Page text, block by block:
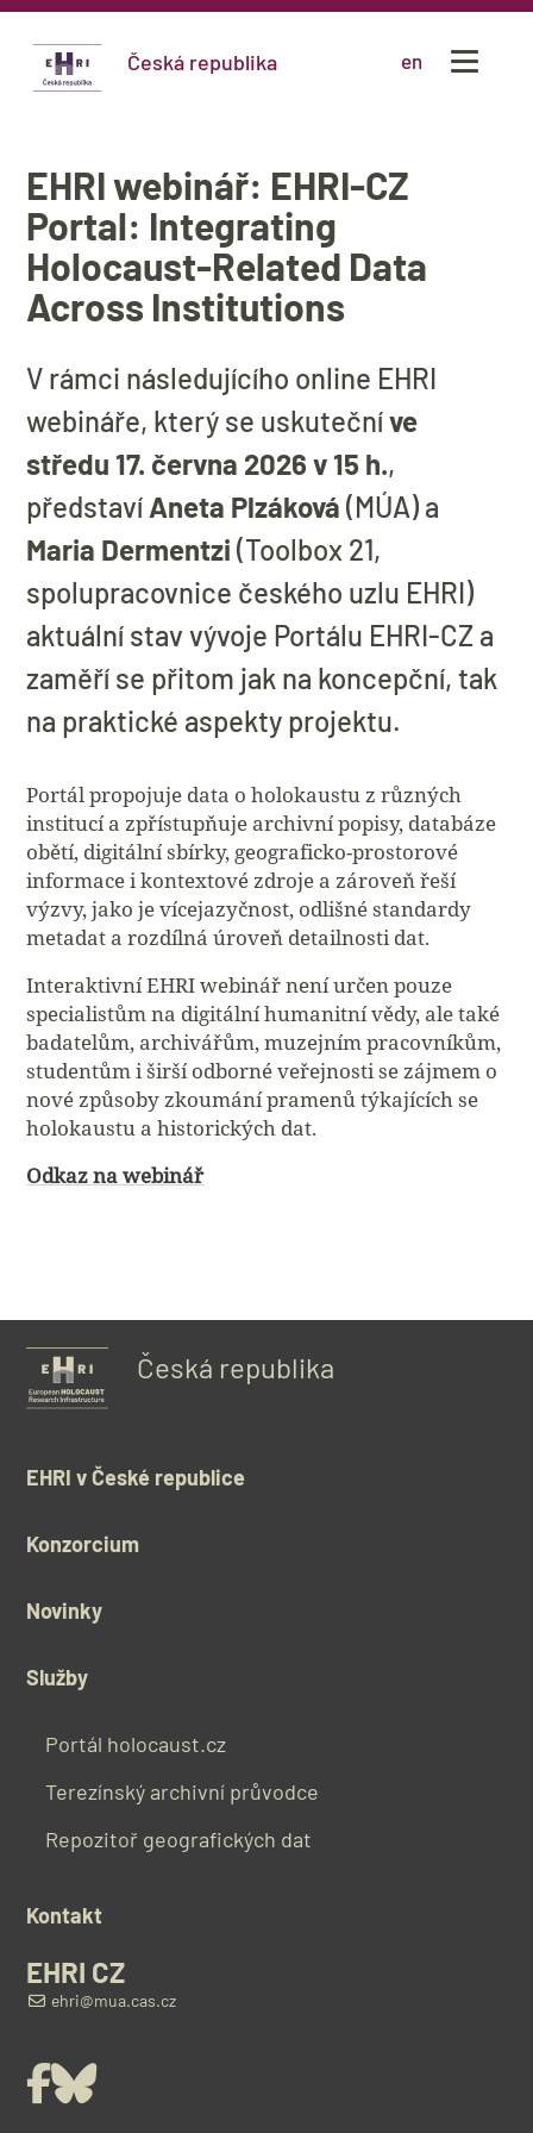
Česká republika en
EHRI webinář: EHRI-CZ
Portal: Integrating
Holocaust-Related Data
Across Institutions
V rámci následujícího online EHRI
webináře, který se uskutečníve
středu 17. června 2026 v 15 h.,
představí Aneta Plzáková (MÚA) a
Maria Dermentzi (Toolbox 21,
spolupracovnice českého uzlu EHRI)
aktuální stav vývoje Portálu EHRI-CZ a
zaměří se přitom jak na koncepční, tak
na praktické aspekty projektu.
Portál propojuje data o holokaustu z různých
institucí a zpřístupňuje archivní popisy, databáze
obětí, digitální sbírky, geograficko-prostorové
informace i kontextové zdroje a zároveň řeší
výzvy, jako je vícejazyčnost, odlišné standardy
metadat a rozdílná úroveň detailnosti dat.
Interaktivní EHRI webinář není určen pouze
specialistům na digitální humanitní vědy, ale také
badatelům, archivářům, muzejním pracovníkům,
studentům i širší odborné veřejnosti se zájmem o
nové způsoby zkoumání pramenů týkajících se
holokaustu a historických dat.
Odkaz na webinář
Česká republika
EHRI v České republice
Konzorcium
Novinky
Služby
Portál holocaust.cz
Terezínský archivní průvodce
Repozitoř geografických dat
Kontakt
EHRI CZ
ehri@mua.cas.cz
FacebookBluesky